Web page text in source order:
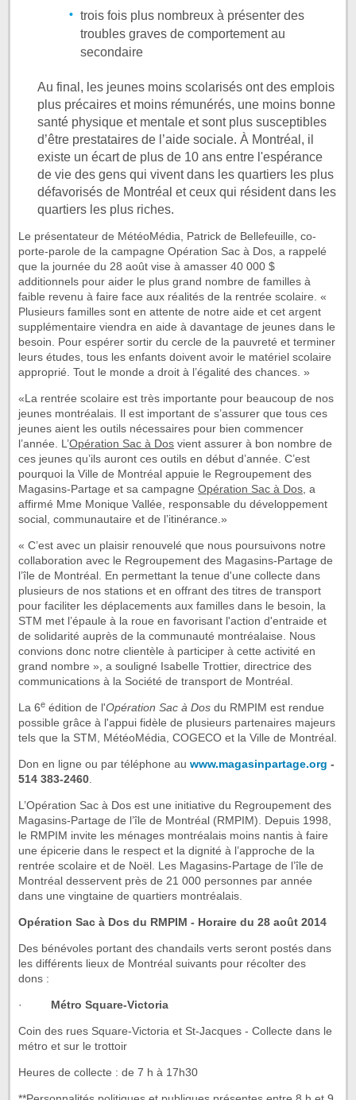
trois fois plus nombreux à présenter des
troubles graves de comportement au
secondaire
Au final, les jeunes moins scolarisés ont des emplois
plus précaires et moins rémunérés, une moins bonne
santé physique et mentale et sont plus susceptibles
d’être prestataires de l’aide sociale. À Montréal, il
existe un écart de plus de 10 ans entre l'espérance
de vie des gens qui vivent dans les quartiers les plus
défavorisés de Montréal et ceux qui résident dans les
quartiers les plus riches.
Le présentateur de MétéoMédia, Patrick de Bellefeuille, co-
porte-parole de la campagne Opération Sac à Dos, a rappelé
que la journée du 28 août vise à amasser 40 000 $
additionnels pour aider le plus grand nombre de familles à
faible revenu à faire face aux réalités de la rentrée scolaire. «
Plusieurs familles sont en attente de notre aide et cet argent
supplémentaire viendra en aide à davantage de jeunes dans le
besoin. Pour espérer sortir du cercle de la pauvreté et terminer
leurs études, tous les enfants doivent avoir le matériel scolaire
approprié. Tout le monde a droit à l’égalité des chances. »
«La rentrée scolaire est très importante pour beaucoup de nos
jeunes montréalais. Il est important de s’assurer que tous ces
jeunes aient les outils nécessaires pour bien commencer
l’année. L’Opération Sac à Dos vient assurer à bon nombre de
ces jeunes qu’ils auront ces outils en début d’année. C’est
pourquoi la Ville de Montréal appuie le Regroupement des
Magasins-Partage et sa campagne Opération Sac à Dos, a
affirmé Mme Monique Vallée, responsable du développement
social, communautaire et de l’itinérance.»
« C’est avec un plaisir renouvelé que nous poursuivons notre
collaboration avec le Regroupement des Magasins-Partage de
l’île de Montréal. En permettant la tenue d'une collecte dans
plusieurs de nos stations et en offrant des titres de transport
pour faciliter les déplacements aux familles dans le besoin, la
STM met l’épaule à la roue en favorisant l'action d'entraide et
de solidarité auprès de la communauté montréalaise. Nous
convions donc notre clientèle à participer à cette activité en
grand nombre », a souligné Isabelle Trottier, directrice des
communications à la Société de transport de Montréal.
La 6e édition de l'Opération Sac à Dos du RMPIM est rendue
possible grâce à l'appui fidèle de plusieurs partenaires majeurs
tels que la STM, MétéoMédia, COGECO et la Ville de Montréal.
Don en ligne ou par téléphone au www.magasinpartage.org -
514 383-2460.
L’Opération Sac à Dos est une initiative du Regroupement des
Magasins-Partage de l’île de Montréal (RMPIM). Depuis 1998,
le RMPIM invite les ménages montréalais moins nantis à faire
une épicerie dans le respect et la dignité à l’approche de la
rentrée scolaire et de Noël. Les Magasins-Partage de l’île de
Montréal desservent près de 21 000 personnes par année
dans une vingtaine de quartiers montréalais.
Opération Sac à Dos du RMPIM - Horaire du 28 août 2014
Des bénévoles portant des chandails verts seront postés dans
les différents lieux de Montréal suivants pour récolter des
dons :
· Métro Square-Victoria
Coin des rues Square-Victoria et St-Jacques - Collecte dans le
métro et sur le trottoir
Heures de collecte : de 7 h à 17h30